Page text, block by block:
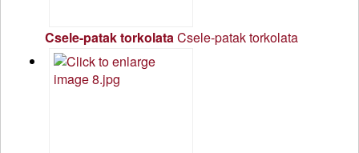
Csele-patak torkolataCsele-patak torkolata